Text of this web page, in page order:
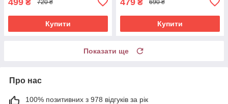
₴ 720 ₴
Купити
₴ 690 ₴
Купити
Показати ще
Про нас
100% позитивних з 978 відгуків за рік